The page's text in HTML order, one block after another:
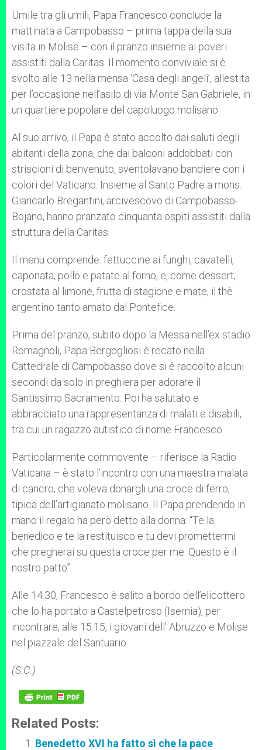
p
p
g
e
r
o
k
r
Umile tra gli umili, Papa Francesco conclude la
mattinata a Campobasso – prima tappa della sua
visita in Molise – con il pranzo insieme ai poveri
assistiti dalla Caritas. Il momento conviviale si è
svolto alle 13 nella mensa ‘Casa degli angeli’, allestita
per l’occasione nell’asilo di via Monte San Gabriele, in
un quartiere popolare del capoluogo molisano.
Al suo arrivo, il Papa è stato accolto dai saluti degli
abitanti della zona, che dai balconi addobbati con
striscioni di benvenuto, sventolavano bandiere con i
colori del Vaticano. Insieme al Santo Padre a mons.
Giancarlo Bregantini, arcivescovo di Campobasso-
Bojano, hanno pranzato cinquanta ospiti assistiti dalla
struttura della Caritas.
Il menu comprende: fettuccine ai funghi, cavatelli,
caponata, pollo e patate al forno, e, come dessert,
crostata al limone, frutta di stagione e mate, il thè
argentino tanto amato dal Pontefice.
Prima del pranzo, subito dopo la Messa nell’ex stadio
Romagnoli, Papa Bergogliosi è recato nella
Cattedrale di Campobasso dove si è raccolto alcuni
secondi da solo in preghiera per adorare il
Santissimo Sacramento. Poi ha salutato e
abbracciato una rappresentanza di malati e disabili,
tra cui un ragazzo autistico di nome Francesco.
Particolarmente commovente – riferisce la Radio
Vaticana – è stato l’incontro con una maestra malata
di cancro, che voleva donargli una croce di ferro,
tipica dell’artigianato molisano. Il Papa prendendo in
mano il regalo ha però detto alla donna: “Te la
benedico e te la restituisco e tu devi promettermi
che pregherai su questa croce per me. Questo è il
nostro patto”.
Alle 14.30, Francesco è salito a bordo dell’elicottero
che lo ha portato a Castelpetroso (Isernia), per
incontrare, alle 15.15, i giovani dell’ Abruzzo e Molise
nel piazzale del Santuario.
(S.C.)
Related Posts:
Benedetto XVI ha fatto sì che la pace